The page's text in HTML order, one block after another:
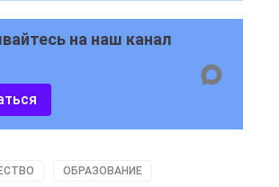
на наш канал
ОБРАЗОВАНИЕ